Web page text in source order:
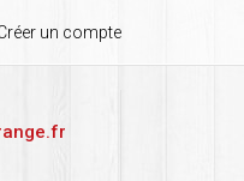
un compte